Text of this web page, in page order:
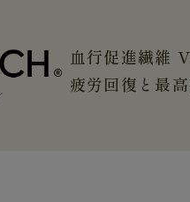
血行促進繊維
疲労回復と最